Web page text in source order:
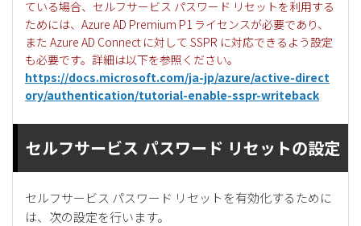
ている場合、セルフサービス パスワード リセットを利用する
ためには、Azure AD Premium P1 ライセンスが必要であり、
また Azure AD Connect に対して SSPR に対応できるよう設定
も必要です。詳細は以下を参照ください。
https://docs.microsoft.com/ja-jp/azure/active-direct
ory/authentication/tutorial-enable-sspr-writeback
セルフサービス パスワード リセットの設定
セルフサービス パスワード リセットを有効化するために
は、次の設定を行います。